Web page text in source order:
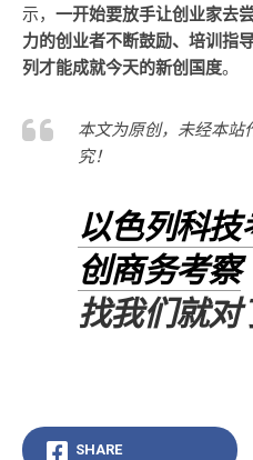
示， 一开始要放手让创业家去
力的创业者不断鼓励、培训指
列才能成就今天的新创国度。
本文为原创，未经本站
究！
以色列科技
创商务考察
找我们就对
SHARE